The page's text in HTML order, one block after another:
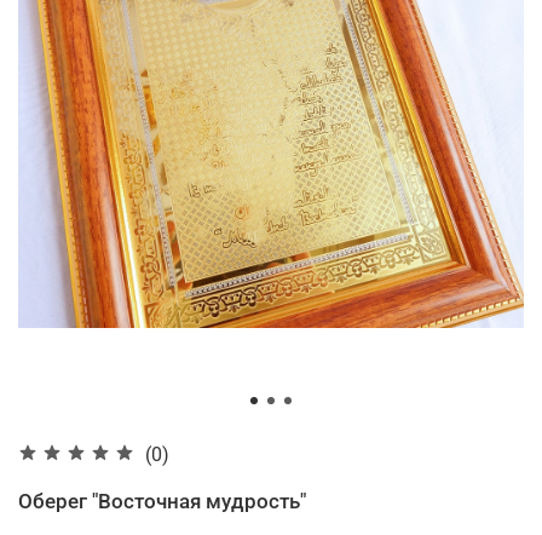
(0)
Оберег "Восточная мудрость"